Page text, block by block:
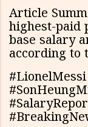
Article
highest-paid
base salary
according to